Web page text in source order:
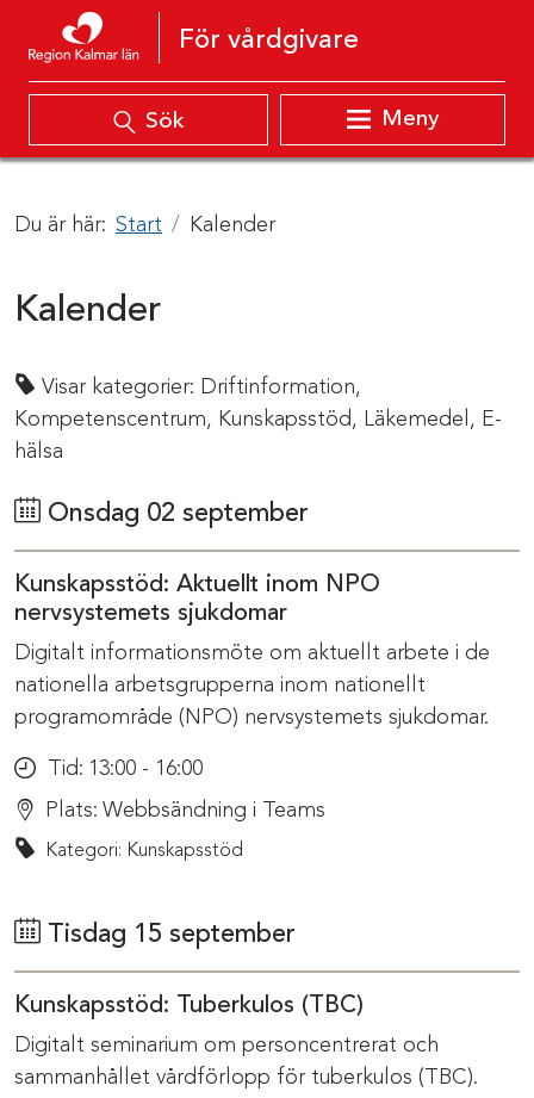
Hoppa till innehåll
För vårdgivare
Sök Meny
Du är här: Start Kalender
Kalender
Visar kategorier: Driftinformation,
Kompetenscentrum, Kunskapsstöd, Läkemedel, E-
hälsa
Onsdag 02 september
Kunskapsstöd: Aktuellt inom NPO
nervsystemets sjukdomar
Digitalt informationsmöte om aktuellt arbete i de
nationella arbetsgrupperna inom nationellt
programområde (NPO) nervsystemets sjukdomar.
Tid: 13:00 - 16:00
Plats: Webbsändning i Teams
Kategori: Kunskapsstöd
Tisdag 15 september
Kunskapsstöd: Tuberkulos (TBC)
Digitalt seminarium om personcentrerat och
sammanhållet vårdförlopp för tuberkulos (TBC).